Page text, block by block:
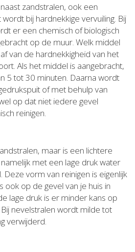
zandstralen, ook een
bij hardnekkige vervuiling. Bij
er een chemisch of biologisch
op de muur. Welk middel
van de hardnekkigheid van het
Als het middel is aangebracht,
5 tot 30 minuten. Daarna wordt
of met behulp van
op dat niet iedere gevel
reinigen.
maar is een lichtere
met een lage druk water
Deze vorm van reinigen is eigenlijk
ook op de gevel van je huis in
lage druk is er minder kans op
nevelstralen wordt milde tot
verwijderd.